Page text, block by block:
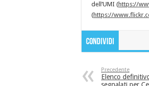
dell’UMI (https://
(https://
Condividi
Precedente
Elenco